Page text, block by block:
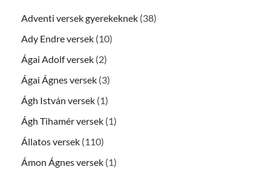
Adventi versek gyerekeknek (38)
Ady Endre versek (10)
Ágai Adolf versek (2)
Ágai Ágnes versek (3)
Ágh István versek (1)
Ágh Tihamér versek (1)
Állatos versek (110)
Ámon Ágnes versek (1)